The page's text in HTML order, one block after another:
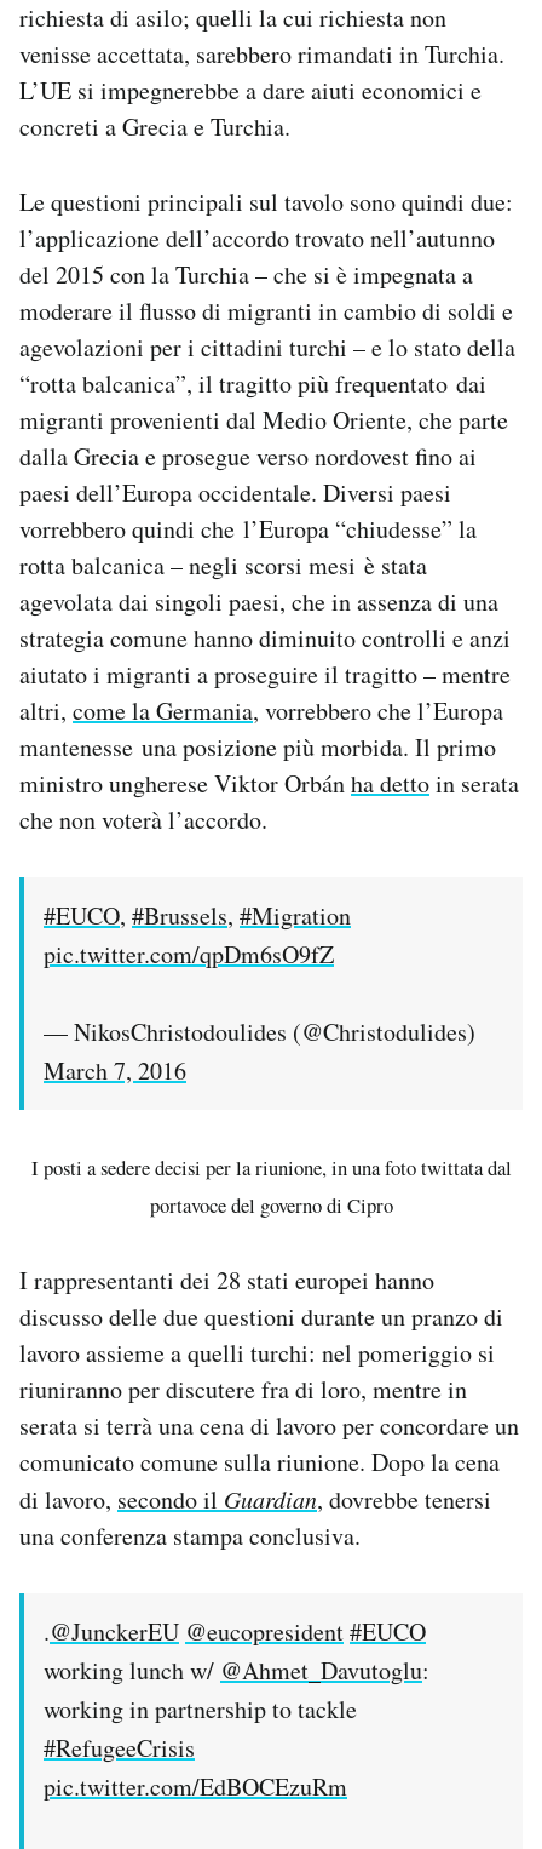
richiesta di asilo; quelli la cui richiesta non
venisse accettata, sarebbero rimandati in Turchia.
L’UE si impegnerebbe a dare aiuti economici e
concreti a Grecia e Turchia.
Le questioni principali sul tavolo sono quindi due:
l’applicazione dell’accordo trovato nell’autunno
del 2015 con la Turchia – che si è impegnata a
moderare il flusso di migranti in cambio di soldi e
agevolazioni per i cittadini turchi – e lo stato della
“rotta balcanica”, il tragitto più frequentato dai
migranti provenienti dal Medio Oriente, che parte
dalla Grecia e prosegue verso nordovest fino ai
paesi dell’Europa occidentale. Diversi paesi
vorrebbero quindi che l’Europa “chiudesse” la
rotta balcanica – negli scorsi mesi è stata
agevolata dai singoli paesi, che in assenza di una
strategia comune hanno diminuito controlli e anzi
aiutato i migranti a proseguire il tragitto – mentre
altri, come la Germania, vorrebbero che l’Europa
mantenesse una posizione più morbida. Il primo
ministro ungherese Viktor Orbánha dettoin serata
che non voterà l’accordo.
#EUCO, #Brussels, #Migration
pic.twitter.com/qpDm6sO9fZ
— NikosChristodoulides (@Christodulides)
March 7, 2016
I posti a sedere decisi per la riunione, in una foto twittata dal
portavoce del governo di Cipro
I rappresentanti dei 28 stati europei hanno
discusso delle due questioni durante un pranzo di
lavoro assieme a quelli turchi: nel pomeriggio si
riuniranno per discutere fra di loro, mentre in
serata si terrà una cena di lavoro per concordare un
comunicato comune sulla riunione. Dopo la cena
di lavoro, secondo il Guardian, dovrebbe tenersi
una conferenza stampa conclusiva.
.@JunckerEU @eucopresident#EUCO
working lunch w/ @Ahmet_Davutoglu:
working in partnership to tackle
#RefugeeCrisis
pic.twitter.com/EdBOCEzuRm